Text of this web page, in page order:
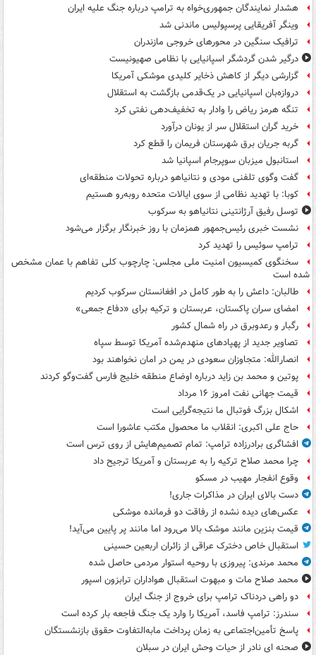
هشدار نمایندگان جمهوری‌خواه به ترامپ درباره جنگ علیه ایران
وینگر آفریقایی پرسپولیس ماندنی شد
ترافیک سنگین در محورهای خروجی مازندران
درگیر شدن گردشگر اسپانیایی با نظامی صهیونیست
گزارشی دیگر از کاهش ذخایر کلیدی موشکی آمریکا
دروازه‌بان اسپانیایی در یک‌قدمی بازگشت به استقلال
تنگه هرمز ریاض را وادار به تخفیف‌دهی نفتی کرد
خرید گران استقلال سر از یونان درآورد
گربه جریان برق شهرستان فریمان را قطع کرد
استانبول میزبان سوپرجام اسپانیا شد
گفت وگوی تلفنی مودی و نتانیاهو درباره تحولات منطقه‌ای
کوبا: با تهدید نظامی از سوی ایالات متحده روبه‌رو هستیم
توسل رفیق آرژانتینی نتانیاهو به سرکوب
نشست خبری رئیس‌جمهور همزمان با روز خبرنگار برگزار می‌شود
ترامپ سوئیس را تهدید کرد
سخنگوی کمیسیون امنیت ملی مجلس: چارچوب کلی تفاهم با عمان مشخص
شده است
طالبان: داعش را به طور کامل در افغانستان سرکوب کردیم
امضای سران پاکستان، عربستان و ترکیه برای «دفاع جمعی»
رگبار و رعدوبرق در راه شمال کشور
تصاویر جدید از پهپادهای منهدم‌شده آمریکا توسط سپاه
انصارالله: متجاوزان سعودی در یمن در امان نخواهند بود
پوتین و محمد بن زاید درباره اوضاع منطقه خلیج فارس گفت‌وگو کردند
قیمت جهانی نفت امروز ۱۶ مرداد
اشکال بزرگ فوتبال ما نتیجه‌گرایی است
حاج علی اکبری: انقلاب ما محصول مکتب عاشورا است
افشاگری برادرزاده ترامپ: تمام تصمیم‌هایش از روی ترس است
چرا محمد صلاح ترکیه را به عربستان و آمریکا ترجیح داد
وقوع انفجار مهیب در مسکو
دست بالای ایران در مذاکرات جاری!
عکس‌های دیده نشده از رفاقت دو فرمانده‌ موشکی
قیمت بنزین مانند موشک بالا می‌رود اما مانند پر پایین می‌آید!
استقبال خاص دخترک عراقی از زائران اربعین حسینی
محمد مرندی: پیروزی با روحیه استوار مردمی حاصل شده
محمد صلاح مات و مبهوت استقبال هواداران ترابزون اسپور
دو راهی دردناک ترامپ برای خروج از جنگ ایران
سندرز: ترامپ فاسد، آمریکا را وارد یک جنگ فاجعه بار کرده است
پاسخ تأمین‌اجتماعی به زمان پرداخت مابه‌التفاوت حقوق بازنشستگان
صحنه ای نادر از حیات وحش ایران در سبلان